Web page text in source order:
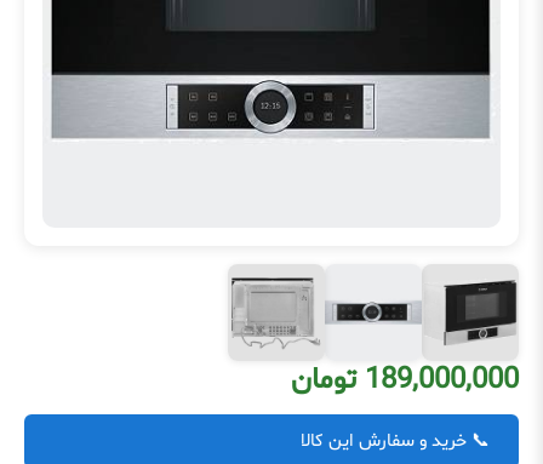
189,000,000 تومان
📞 خرید و سفارش این کالا